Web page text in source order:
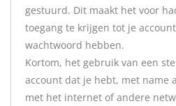
gestuurd. Dit maakt het voor
toegang te krijgen tot je
wachtwoord hebben.
Kortom, het gebruik van een
account dat je hebt, met name
met het internet of andere